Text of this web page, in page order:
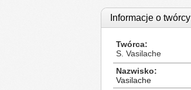
Informacje o twórcy
Twórca
S. Vasilache
Nazwisko
Vasilache